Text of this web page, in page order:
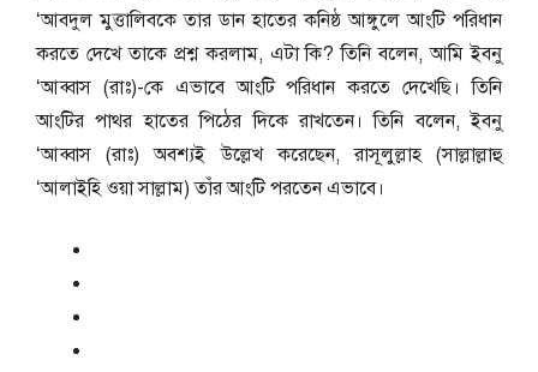
‘আবদুল মুত্তালিবকে তার ডান হাতের কনিষ্ঠ আঙ্গুলে আংটি পরিধান
করতে দেখে তাকে প্রশ্ন করলাম, এটা কি? তিনি বলেন, আমি ইবনু
‘আব্বাস (রাঃ)-কে এভাবে আংটি পরিধান করতে দেখেছি। তিনি
আংটির পাথর হাতের পিঠের দিকে রাখতেন। তিনি বলেন, ইবনু
‘আব্বাস (রাঃ) অবশ্যই উল্লেখ করেছেন, রাসূলুল্লাহ (সাল্লাল্লাহু
‘আলাইহি ওয়া সাল্লাম) তাঁর আংটি পরতেন এভাবে।